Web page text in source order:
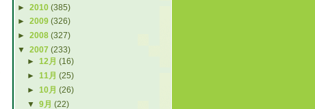
► 2010 (385)
► 2009 (326)
► 2008 (327)
▼ 2007 (233)
►12月(16)
►11月(25)
►10月(26)
▼9月(22)